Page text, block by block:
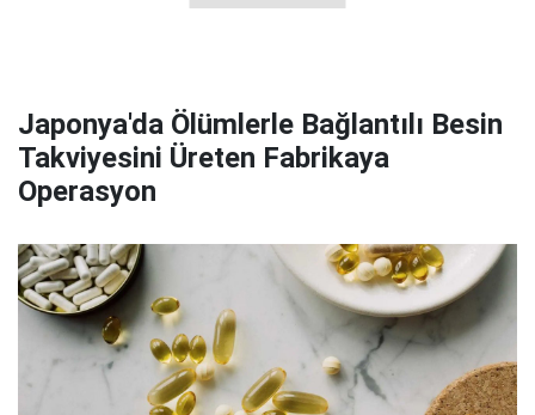
Japonya'da Ölümlerle Bağlantılı Besin
Takviyesini Üreten Fabrikaya
Operasyon